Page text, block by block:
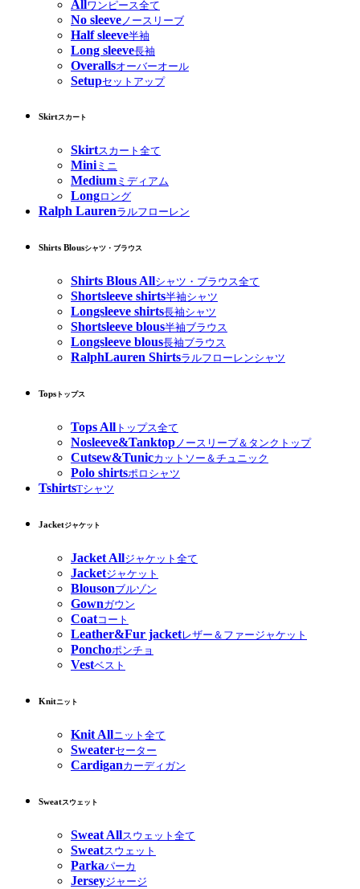
Allワンピース全て
No sleeve ノースリーブ
Half sleeve半袖
Long sleeve長袖
Overallsオーバーオール
Setupセットアップ
Skirtスカート
Skirtスカート全て
Miniミニ
Medium ミディアム
Longロング
Ralph Laurenラルフローレン
Shirts Blousシャツ・ブラウス
Shirts Blous Allシャツ・ブラウス全て
Shortsleeve shirts半袖シャツ
Longsleeve shirts長袖シャツ
Shortsleeve blous半袖ブラウス
Longsleeve blous長袖ブラウス
RalphLauren Shirtsラルフローレンシャツ
Tops トップス
Tops All トップス全て
Nosleeve&Tanktopノースリーブ＆タンクトップ
Cutsew&Tunicカットソー＆チュニック
Polo shirtsポロシャツ
TshirtsTシャツ
Jacketジャケット
Jacket Allジャケット全て
Jacketジャケット
Blousonブルゾン
Gownガウン
Coatコート
Leather&Fur jacketレザー＆ファージャケット
Ponchoポンチョ
Vestベスト
Knitニット
Knit Allニット全て
Sweaterセーター
Cardiganカーディガン
Sweatスウェット
Sweat Allスウェット全て
Sweatスウェット
Parkaパーカ
Jerseyジャージ